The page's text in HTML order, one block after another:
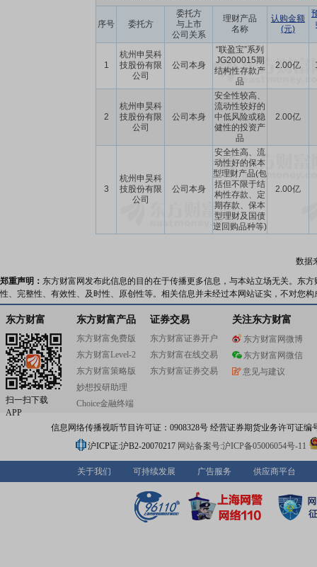
序号 委托方
委托方
与上市
公司关系
理财产品
名称
认购金额
(元)
1
杭州申昊科
技股份有限
公司
公司本身
“联盈宝”系列
JG200015期
结构性存款产
品
2.00亿
2
杭州申昊科
技股份有限
公司
公司本身
安全性较高、
流动性较好的
中低风险或稳
健性的投资产
品
2.00亿
3
杭州申昊科
技股份有限
公司
公司本身
安全性高、流
动性好的保本
型理财产品(包
括但不限于结
构性存款、定
期存款、保本
型理财及国债
逆回购品种等)
2.00亿
数据
郑重声明： 东方财富网发布此信息的目的在于传播更多信息，与本站立场无关。东
性、完整性、有效性、及时性、原创性等。相关信息并未经过本网站证实，不对您
东方财富
扫一扫下载
APP
东方财富产品
东方财富免费版
东方财富Level-2
东方财富策略版
妙想投研助理
Choice金融终端
证券交易
东方财富证券开户
东方财富在线交易
东方财富证券交易
关注东方财富
东方财富网微博
东方财富网微信
意见与建议
信息网络传播视听节目许可证：0908328号 经营证券期货业务许可证编
沪ICP证:沪B2-20070217 网站备案号:沪ICP备05006054号-11
关于我们 可持续发展 广告服务 供应商平台